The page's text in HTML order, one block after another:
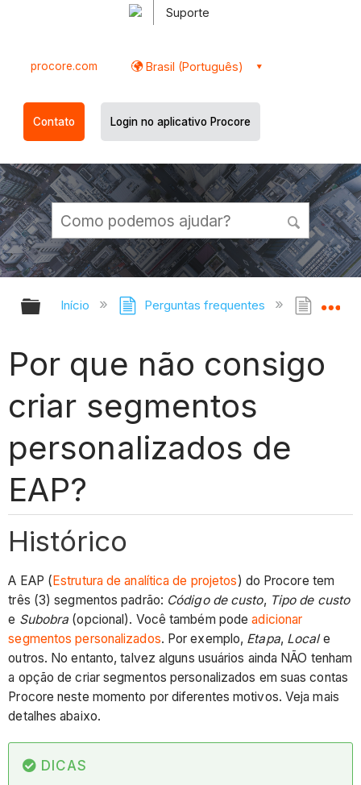
Suporte
procore.com Brasil (Português)
Contato Login no aplicativo Procore
Expandir/recolher hierarquia
Início Perguntas frequentes Por
Por que não consigo
criar segmentos
personalizados de
EAP?
Histórico
A EAP ( Estrutura de analítica de projetos) do Procore tem
três (3) segmentos padrão: Código de custo, Tipo de custo
e Subobra (opcional). Você também podeadicionar
segmentos personalizados. Por exemplo, Etapa, Locale
outros. No entanto, talvez alguns usuários ainda NÃO tenham
a opção de criar segmentos personalizados em suas contas
Procore neste momento por diferentes motivos. Veja mais
detalhes abaixo.
DICAS